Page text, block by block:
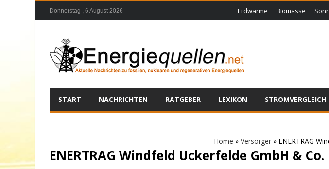
Donnerstag , 6 August 2026 Erdwärme Biomasse
START NACHRICHTEN RATGEBER LEXIKON STROMVERGLEICH
Home » Versorger » ENERTRAG
ENERTRAG Windfeld Uckerfelde GmbH & Co.